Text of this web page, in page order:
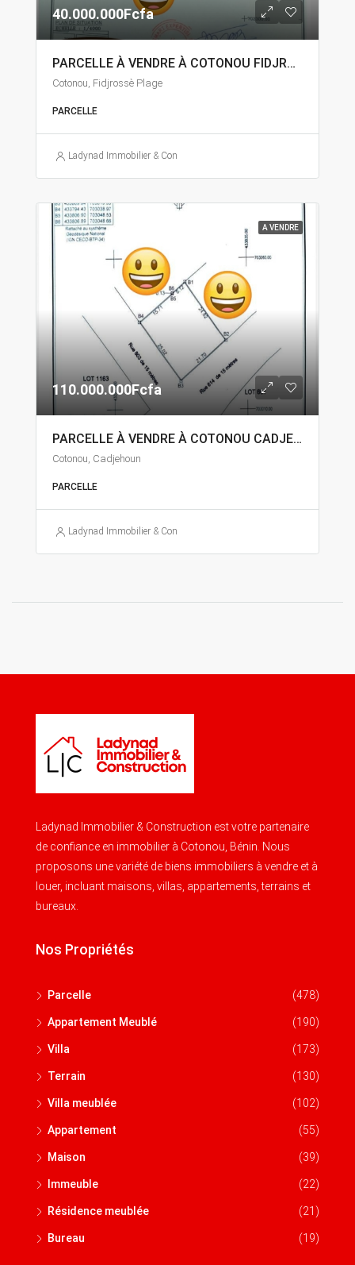
40.000.000Fcfa
PARCELLE À VENDRE À COTONOU FIDJROSSÈ
Cotonou, Fidjrossè Plage
PARCELLE
Ladynad Immobilier & Construction
A VENDRE
110.000.000Fcfa
PARCELLE À VENDRE À COTONOU CADJEHOUN
Cotonou, Cadjehoun
PARCELLE
Ladynad Immobilier & Construction
Ladynad Immobilier & Construction est votre partenaire
de confiance en immobilier à Cotonou, Bénin. Nous
proposons une variété de biens immobiliers à vendre et à
louer, incluant maisons, villas, appartements, terrains et
bureaux.
Nos Propriétés
Parcelle (478)
Appartement Meublé (190)
Villa (173)
Terrain (130)
Villa meublée (102)
Appartement (55)
Maison (39)
Immeuble (22)
Résidence meublée (21)
Bureau (19)